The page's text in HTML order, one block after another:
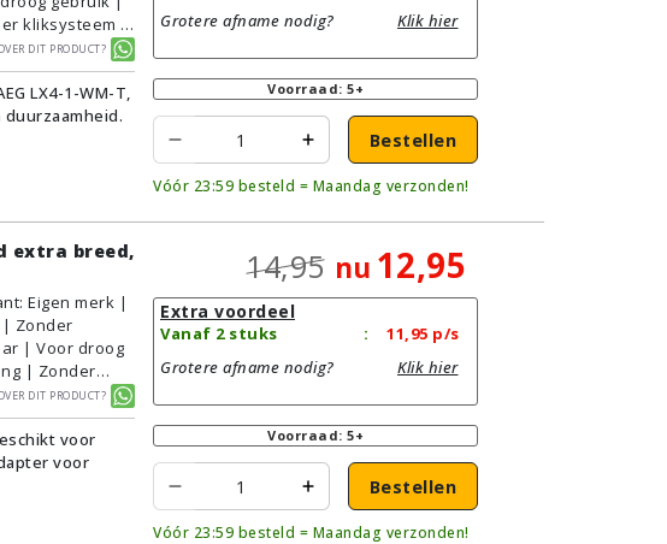
kliksysteem |
dit product?
LX4-1-WM-T,
Grotere afname nodig?
Klik hier
Voorraad: 5+
Bestellen
Vóór 23:59 besteld = Maandag verzonden!
extra breed,
Eigen merk |
| Zonder
| Voor droog
| Zonder
voor
PVC/Vinyl,
dit product?
voor
voor
14,95 nu 12,95
Extra voordeel
Vanaf 2 stuks : 11,95 p/s
Grotere afname nodig?
Klik hier
Voorraad: 5+
Bestellen
Vóór 23:59 besteld = Maandag verzonden!